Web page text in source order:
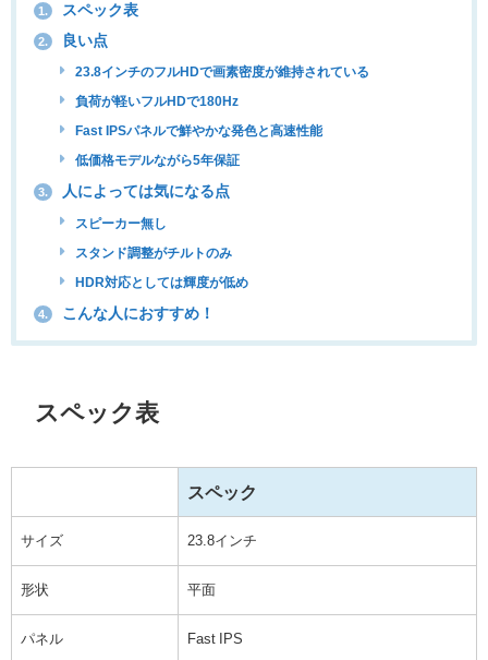
1. スペック表
2. 良い点
23.8インチのフルHDで画素密度が維持されている
負荷が軽いフルHDで180Hz
Fast IPSパネルで鮮やかな発色と高速性能
低価格モデルながら5年保証
3. 人によっては気になる点
スピーカー無し
スタンド調整がチルトのみ
HDR対応としては輝度が低め
4. こんな人におすすめ！
スペック表
スペック
サイズ 23.8インチ
形状 平面
パネル Fast IPS